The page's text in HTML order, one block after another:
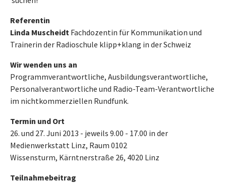
Referentin
Linda Muscheidt Fachdozentin für Kommunikation und
Trainerin der Radioschule klipp+klang in der Schweiz
Wir wenden uns an
Programmverantwortliche, Ausbildungsverantwortliche,
Personalverantwortliche und Radio-Team-Verantwortliche
im nichtkommerziellen Rundfunk.
Termin und Ort
26. und 27. Juni 2013 - jeweils 9.00 - 17.00 in der
Medienwerkstatt Linz, Raum 0102
Wissensturm, Kärntnerstraße 26, 4020 Linz
Teilnahmebeitrag